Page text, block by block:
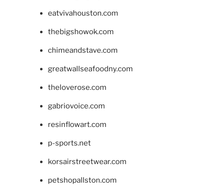
eatvivahouston.com
thebigshowok.com
chimeandstave.com
greatwallseafoodny.com
theloverose.com
gabriovoice.com
resinflowart.com
p-sports.net
korsairstreetwear.com
petshopallston.com